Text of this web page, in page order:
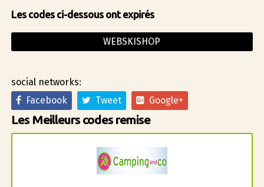
Les codes ci-dessous ont expirés
WEBSKISHOP
social networks:
Facebook
Tweet Google+
Les Meilleurs codes remise